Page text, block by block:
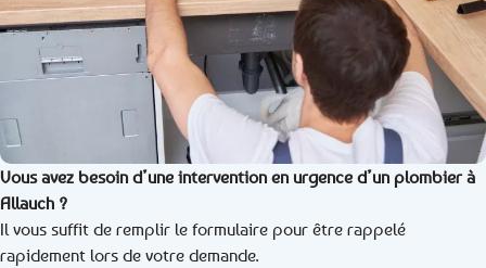
Vous avez besoin d’une intervention en urgence d’un plombier à
Allauch ?
Il vous suffit de remplir le formulaire pour être rappelé
rapidement lors de votre demande.